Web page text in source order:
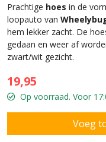
Prachtige hoes in de
loopauto van
hem lekker zacht. De
gedaan en weer af
zwart/wit gezicht.
19,95
Op voorraad. Voor